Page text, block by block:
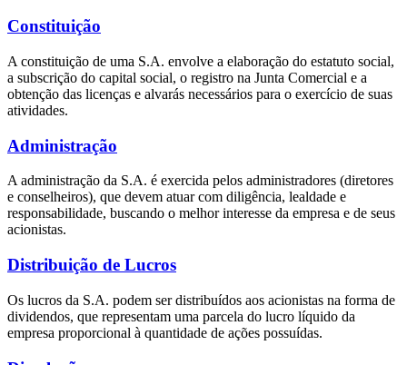
Constituição
A constituição de uma S.A. envolve a elaboração do estatuto social,
a subscrição do capital social, o registro na Junta Comercial e a
obtenção das licenças e alvarás necessários para o exercício de suas
atividades.
Administração
A administração da S.A. é exercida pelos administradores (diretores
e conselheiros), que devem atuar com diligência, lealdade e
responsabilidade, buscando o melhor interesse da empresa e de seus
acionistas.
Distribuição de Lucros
Os lucros da S.A. podem ser distribuídos aos acionistas na forma de
dividendos, que representam uma parcela do lucro líquido da
empresa proporcional à quantidade de ações possuídas.